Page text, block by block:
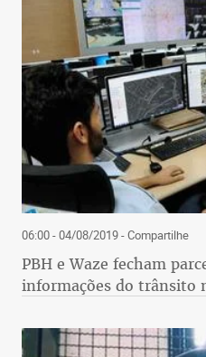
06:00 - 04/08/2019- Compartilhe
PBH e Waze fecham
informações do trânsito